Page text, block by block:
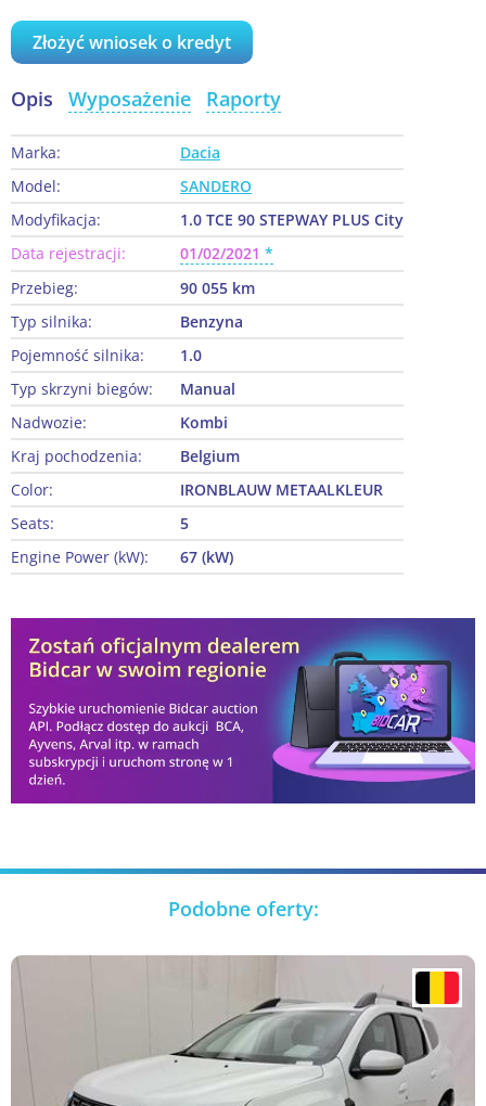
Złożyć wniosek o kredyt
Opis Wyposażenie Raporty
Marka:
Dacia
Model:
SANDERO
Modyfikacja:
1.0 TCE 90 STEPWAY PLUS City
Data rejestracji:
01/02/2021
Przebieg:
90 055 km
Typ silnika:
Benzyna
Pojemność silnika:
1.0
Typ skrzyni biegów:
Manual
Nadwozie:
Kombi
Kraj pochodzenia:
Belgium
Color:
IRONBLAUW METAALKLEUR
Seats:
5
Engine Power (kW):
67 (kW)
Podobne oferty: